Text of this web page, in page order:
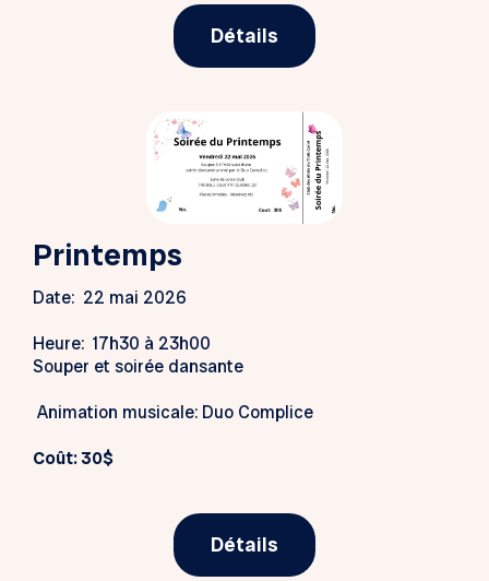
Détails
Printemps
Date: 22 mai 2026
Heure: 17h30 à 23h00
Souper et soirée dansante
Animation musicale: Duo Complice
Coût: 30$
Détails